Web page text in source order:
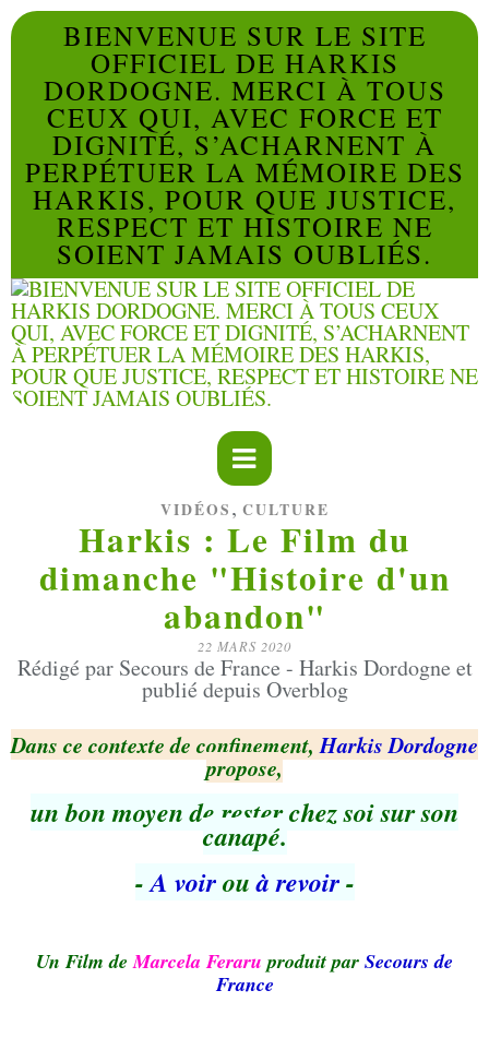
BIENVENUE SUR LE SITE
OFFICIEL DE HARKIS
DORDOGNE. MERCI À TOUS
CEUX QUI, AVEC FORCE ET
DIGNITÉ, S’ACHARNENT À
PERPÉTUER LA MÉMOIRE DES
HARKIS, POUR QUE JUSTICE,
RESPECT ET HISTOIRE NE
SOIENT JAMAIS OUBLIÉS.
VIDÉOS , CULTURE
Harkis : Le Film du
dimanche "Histoire d'un
abandon"
22 MARS 2020
Rédigé par Secours de France - Harkis Dordogne et
publié depuis Overblog
Dans ce contexte de confinement,Harkis Dordogne
propose,
un bon moyen de rester chez soi sur son
canapé.
-A voirouà revoir-
Un Film deMarcela Feraruproduit par Secours de
France